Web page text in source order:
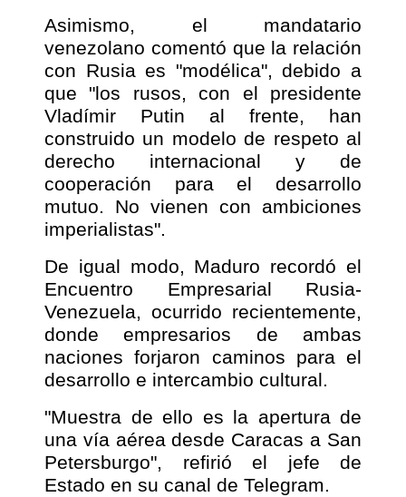
Asimismo, el mandatario
venezolano comentó que la relación
con Rusia es "modélica", debido a
que "los rusos, con el presidente
Vladímir Putin al frente, han
construido un modelo de respeto al
derecho internacional y de
cooperación para el desarrollo
mutuo. No vienen con ambiciones
imperialistas".
De igual modo, Maduro recordó el
Encuentro Empresarial Rusia-
Venezuela, ocurrido recientemente,
donde empresarios de ambas
naciones forjaron caminos para el
desarrollo e intercambio cultural.
"Muestra de ello es la apertura de
una vía aérea desde Caracas a San
Petersburgo", refirió el jefe de
Estado en su canal de Telegram.